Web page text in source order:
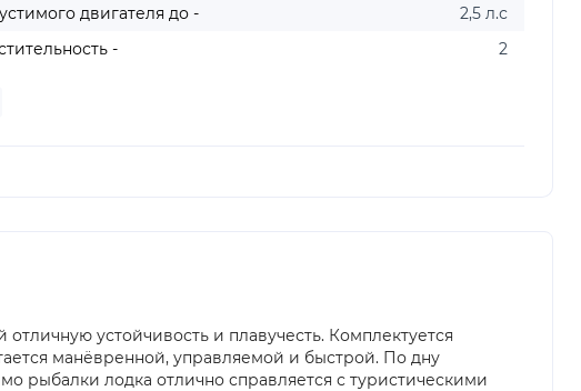
двигателя до -
2,5 л.с
-
2
устойчивость и плавучесть. Комплектуется
манёвренной, управляемой и быстрой. По дну
рыбалки лодка отлично справляется с туристическими